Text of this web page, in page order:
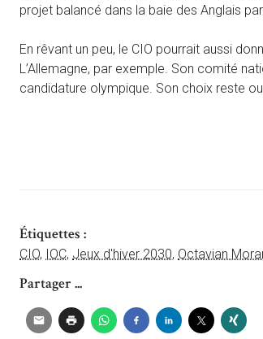
projet balancé dans la baie des Anglais
En rêvant un peu, le CIO pourrait aussi
L’Allemagne, par exemple. Son comité
candidature olympique. Son choix reste
Étiquettes :
CIO, IOC, Jeux d'hiver 2030, Octavian
Partager ...